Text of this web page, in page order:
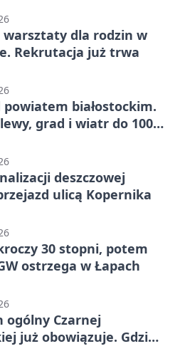
warsztaty dla rodzin w
Rekrutacja już trwa
powiatem białostockim.
grad i wiatr do 100
deszczowej
ulicą Kopernika
30 stopni, potem
ostrzega w Łapach
ogólny Czarnej
już obowiązuje. Gdzie